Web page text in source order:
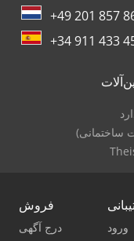
+49 201 857
+34 911 433
ساختمانی)
فروش
درج آگهی ورود